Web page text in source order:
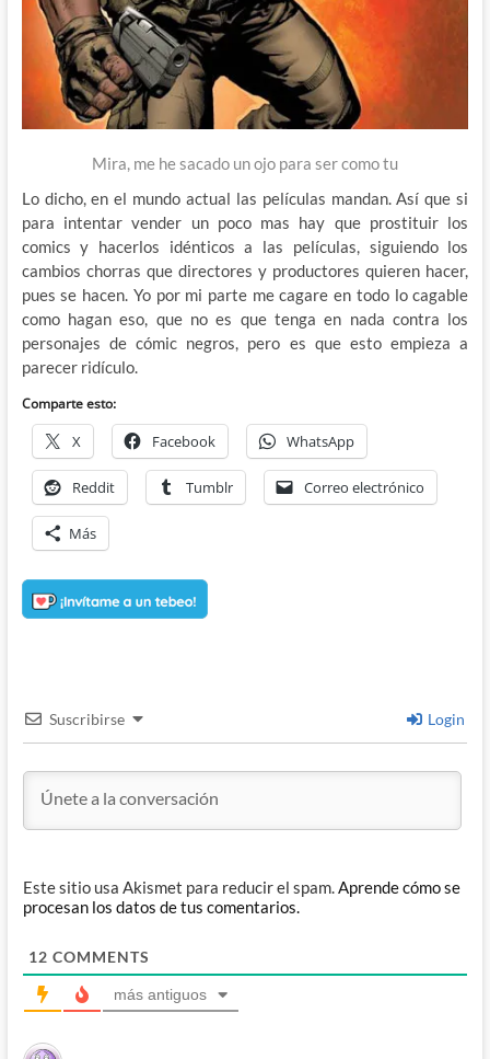
Mira, me he sacado un ojo para ser como tu
Lo dicho, en el mundo actual las películas mandan. Así que si
para intentar vender un poco mas hay que prostituir los
comics y hacerlos idénticos a las películas, siguiendo los
cambios chorras que directores y productores quieren hacer,
pues se hacen. Yo por mi parte me cagare en todo lo cagable
como hagan eso, que no es que tenga en nada contra los
personajes de cómic negros, pero es que esto empieza a
parecer ridículo.
Comparte esto:
X Facebook WhatsApp
Reddit Tumblr Correo electrónico
Más
Suscribirse Login
Este sitio usa Akismet para reducir el spam.Aprende cómo se
procesan los datos de tus comentarios.
12 COMMENTS
más antiguos